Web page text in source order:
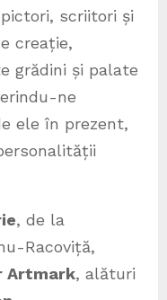
scriitori și
creație,
grădini și palate
ne
ele în prezent,
, de la
Racoviță,
Artmark, alături